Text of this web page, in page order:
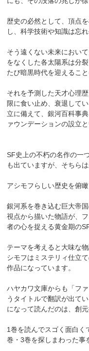
歴史の必然として、頂点
し、科学技術や知識は忘れ
そう遠くない未来におい
をなくした各太陽系は分
たび暗黒時代を迎えること
それを予測した天才心理
限に食い止め、衰退して
立に備えて、銀河百科事
ァウンデーションの設立
SF史上の不朽の名作の一
も出ていますが、そちらは
アシモフらしい歴史を俯
銀河系を巻き込む巨大帝
視点から描いた物語が、
者の心を捉える黄金期の
テーマを考えると大味な
シモフはミステリィ仕立
作品になっています。
ハヤカワ文庫からも「フ
うタイトルで翻訳が出て
になって読んだのは、創
1巻を読んでスゴく面白く
巻・3巻を探しまわった事